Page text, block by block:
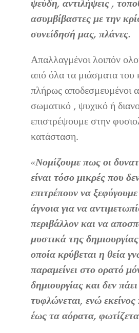
ψεύδη, αντιλήψεις ,
ασυμβίβαστες με την
συνείδησή μας, πλάνες.
Απαλλαγμένοι λοιπόν
από όλα τα μιάσματα του
πλήρως αποδεσμευμένοι
σωματικό , ψυχικό ή
επιστρέψουμε στην
κατάσταση.
«Νομίζουμε πως οι
είναι τόσο μικρές που
επιτρέπουν να
άγνοια για να
περιβάλλον και να
μυστικά της
οποία κρύβεται η θεία
παραμείνει στο ορατό
δημιουργίας και δεν
τυφλώνεται, ενώ
έως τα αόρατα,